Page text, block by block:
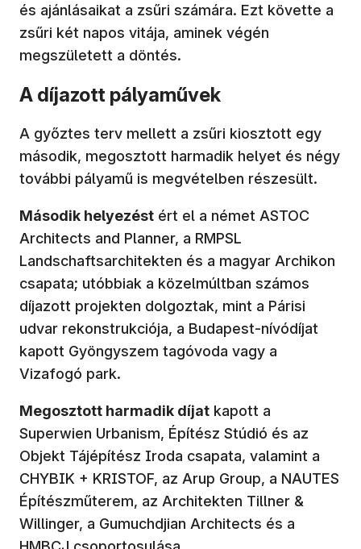
és ajánlásaikat a zsűri számára. Ezt követte a
zsűri két napos vitája, aminek végén
megszületett a döntés.
A díjazott pályaművek
A győztes terv mellett a zsűri kiosztott egy
második, megosztott harmadik helyet és négy
további pályamű is megvételben részesült.
Második helyezést ért el a német ASTOC
Architects and Planner, a RMPSL
Landschaftsarchitekten és a magyar Archikon
csapata; utóbbiak a közelmúltban számos
díjazott projekten dolgoztak, mint a Párisi
udvar rekonstrukciója, a Budapest-nívódíjat
kapott Gyöngyszem tagóvoda vagy a
Vizafogó park.
Megosztott harmadik díjat kapott a
Superwien Urbanism, Építész Stúdió és az
Objekt Tájépítész Iroda csapata, valamint a
CHYBIK + KRISTOF, az Arup Group, a NAUTES
Építészműterem, az Architekten Tillner &
Willinger, a Gumuchdjian Architects és a